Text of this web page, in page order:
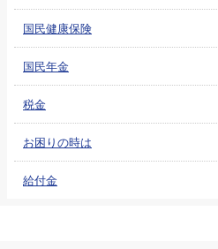
国民健康保険
国民年金
税金
お困りの時は
給付金